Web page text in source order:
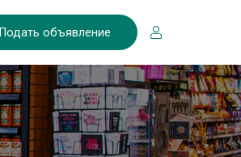
Подать объявление